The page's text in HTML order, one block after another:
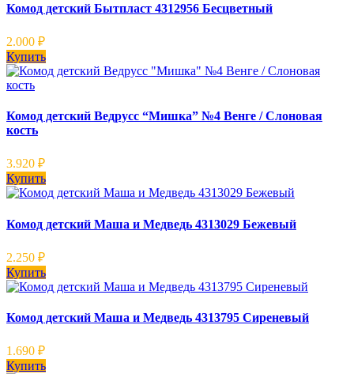
Комод детский Бытпласт 4312956 Бесцветный
2.000 ₽
Купить
Комод детский Ведрусс “Мишка” №4 Венге / Слоновая
кость
3.920 ₽
Купить
Комод детский Маша и Медведь 4313029 Бежевый
2.250 ₽
Купить
Комод детский Маша и Медведь 4313795 Сиреневый
1.690 ₽
Купить